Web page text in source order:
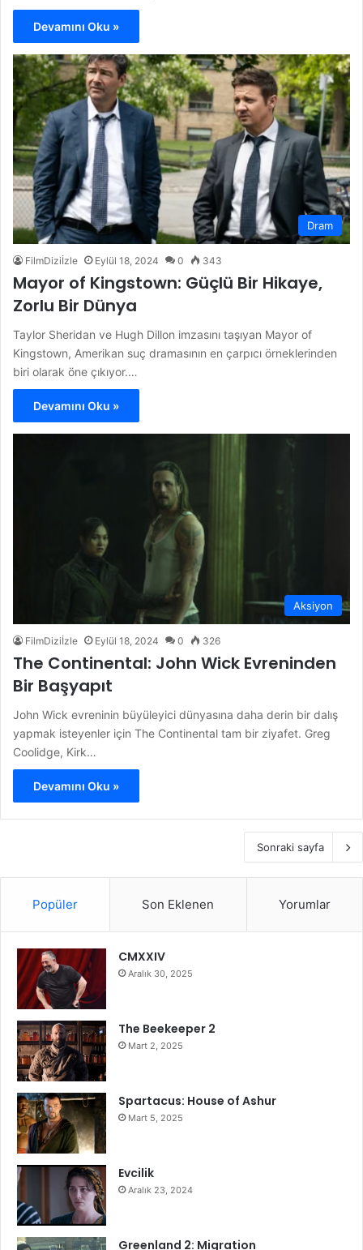
Devamını Oku »
Dram
FilmDiziİzle Eylül 18, 2024 0 343
Mayor of Kingstown: Güçlü Bir Hikaye,
Zorlu Bir Dünya
Taylor Sheridan ve Hugh Dillon imzasını taşıyan Mayor of
Kingstown, Amerikan suç dramasının en çarpıcı örneklerinden
biri olarak öne çıkıyor.…
Devamını Oku »
Aksiyon
FilmDiziİzle Eylül 18, 2024 0 326
The Continental: John Wick Evreninden
Bir Başyapıt
John Wick evreninin büyüleyici dünyasına daha derin bir dalış
yapmak isteyenler için The Continental tam bir ziyafet. Greg
Coolidge, Kirk…
Devamını Oku »
Sonraki sayfa
Popüler Son Eklenen Yorumlar
CMXXIV
Aralık 30, 2025
The Beekeeper 2
Mart 2, 2025
Spartacus: House of Ashur
Mart 5, 2025
Evcilik
Aralık 23, 2024
Greenland 2: Migration